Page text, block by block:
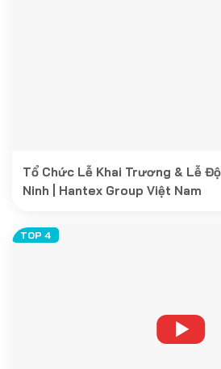
Tổ Chức Lễ Khai Trương & Lễ
Ninh | Hantex Group Việt Nam